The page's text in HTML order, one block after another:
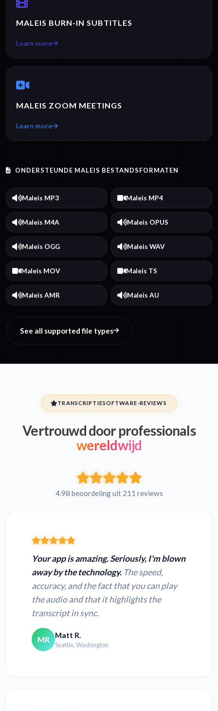
MALEIS BURN-IN SUBTITLES
Learn more
MALEIS ZOOM MEETINGS
Learn more
ONDERSTEUNDE MALEIS BESTANDSFORMATEN
Maleis MP3 Maleis MP4
Maleis M4A Maleis OPUS
Maleis OGG Maleis WAV
Maleis MOV Maleis TS
Maleis AMR Maleis AU
See all supported file types
TRANSCRIPTIESOFTWARE-REVIEWS
Vertrouwd door professionals
wereldwijd
4.98 beoordeling uit 211 reviews
Your app is amazing. Seriously, I'm blown
away by the technology. The speed,
accuracy, and the fact that you can play
the audio and that it highlights the
transcript in sync.
MR Matt R.
Seattle, Washington